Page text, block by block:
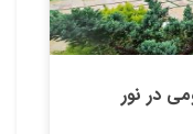
در نور